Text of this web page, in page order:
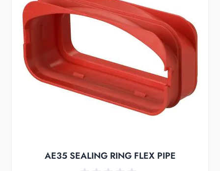
AE35 SEALING RING FLEX PIPE